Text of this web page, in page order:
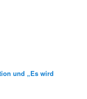
und „Es wird